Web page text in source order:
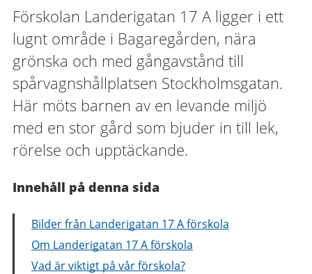
Förskolan Landerigatan 17 A ligger i ett
lugnt område i Bagaregården, nära
grönska och med gångavstånd till
spårvagnshållplatsen Stockholmsgatan.
Här möts barnen av en levande miljö
med en stor gård som bjuder in till lek,
rörelse och upptäckande.
Innehåll på denna sida
Bilder från Landerigatan 17 A förskola
Om Landerigatan 17 A förskola
Vad är viktigt på vår förskola?